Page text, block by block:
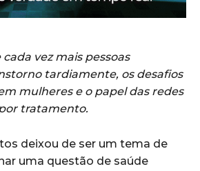
vez mais pessoas
tardiamente, os desafios
mulheres e o papel das redes
tratamento.
deixou de ser um tema de
uma questão de saúde